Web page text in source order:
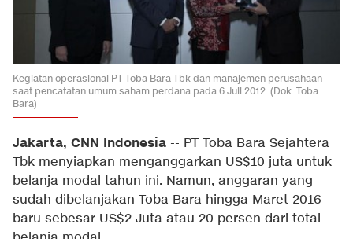
Kegiatan operasional PT Toba Bara Tbk dan manajemen perusahaan
saat pencatatan umum saham perdana pada 6 Juli 2012. (Dok. Toba
Bara)
Jakarta, CNN Indonesia -- PT Toba Bara Sejahtera
Tbk menyiapkan menganggarkan US$10 juta untuk
belanja modal tahun ini. Namun, anggaran yang
sudah dibelanjakan Toba Bara hingga Maret 2016
baru sebesar US$2 Juta atau 20 persen dari total